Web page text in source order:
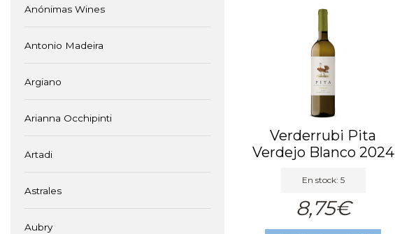
Anónimas Wines
Antonio Madeira
Argiano
Arianna Occhipinti
Artadi
Astrales
Aubry
Verderrubi Pita
Verdejo Blanco 2024
En stock: 5
8,75€